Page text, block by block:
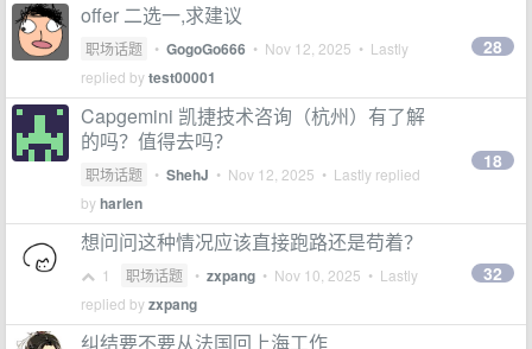
offer 二选一,求建议
职场话题 • GogoGo666 • Nov 12, 2025 • Lastly
replied bytest00001
28
Capgemini 凯捷技术咨询（杭州）有了解
的吗？值得去吗？
职场话题 • ShehJ • Nov 12, 2025 • Lastly replied
byharlen
18
想问问这种情况应该直接跑路还是苟着？
1 职场话题 • zxpang • Nov 10, 2025 • Lastly
replied byzxpang
32
纠结要不要从法国回上海工作